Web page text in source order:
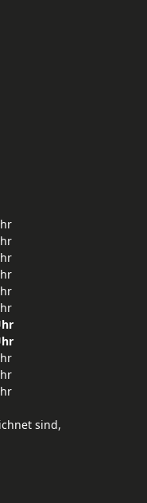
sind,